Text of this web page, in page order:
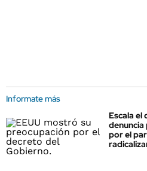
Informate más
Escala el
por el